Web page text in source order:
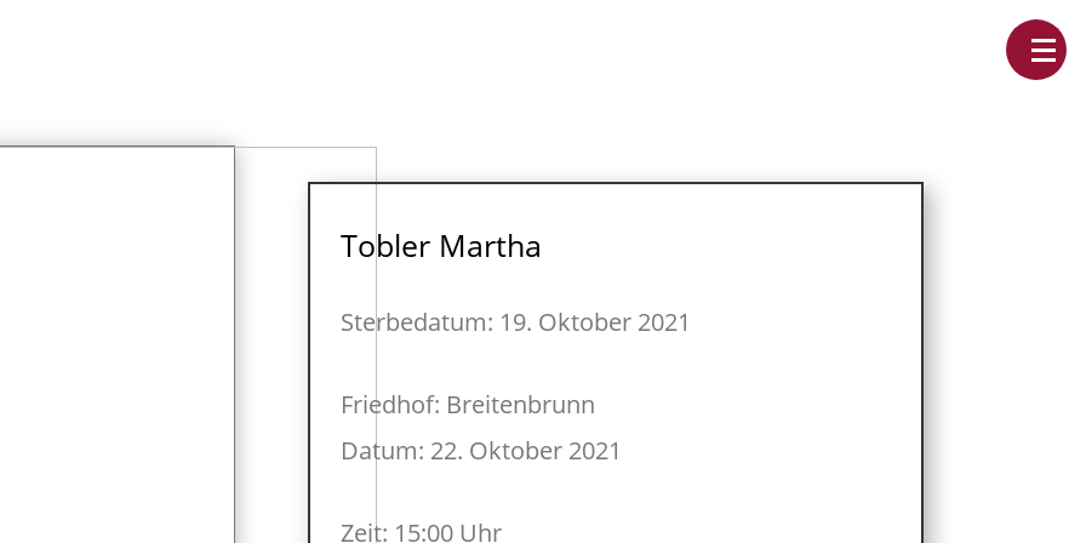
Tobler Martha
Sterbedatum: 19. Oktober 2021
Friedhof: Breitenbrunn
Datum: 22. Oktober 2021
Zeit: 15:00 Uhr